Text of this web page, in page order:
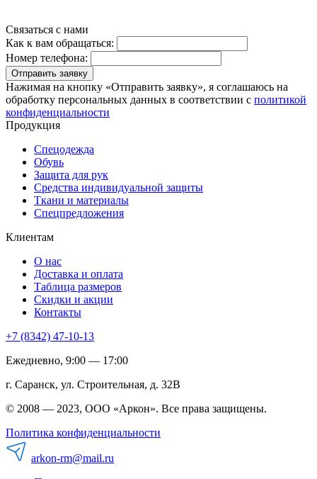
Связаться с нами
Как к вам обращаться:
Номер телефона:
Отправить заявку
Нажимая на кнопку «Отправить заявку», я соглашаюсь на
обработку персональных данных в соответствии с политикой
конфиденциальности
Продукция
Спецодежда
Обувь
Защита для рук
Средства индивидуальной защиты
Ткани и материалы
Спецпредложения
Клиентам
О нас
Доставка и оплата
Таблица размеров
Скидки и акции
Контакты
+7 (8342) 47-10-13
Ежедневно, 9:00 — 17:00
г. Саранск, ул. Строительная, д. 32В
© 2008 — 2023, ООО «Аркон». Все права защищены.
Политика конфиденциальности
arkon-rm@mail.ru